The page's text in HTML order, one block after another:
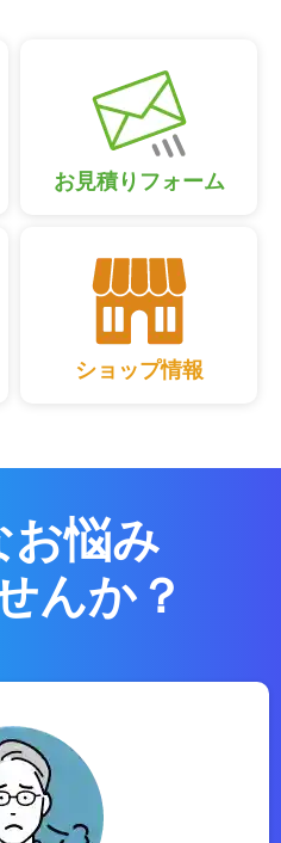
お見積りフォーム
ショップ情報
お悩み
んか？